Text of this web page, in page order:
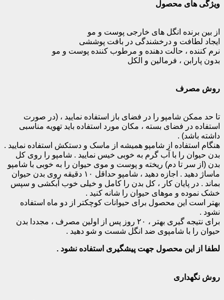
ویژگی های محصول
از بین برنده انگل های خارجی پوست و مو
ایجاد لطافت و درخشندگی در بافت پوششی
نرم کننده ، حالت دهنده و مرطوب کننده پوست و مو
بدون پارابن ، فرمالین و الکل
روش مصرف
تا حد ممکن شامپو را در فضای باز استفاده نمایید ، (در صورت
استفاده در فضای بسته ، مکان مورد استفاده باید تهویه مناسبی
داشته باشد) .
هنگام استفاده از شامپو همیشه از ماسک و دستکش استفاده نمایید .
بدن حیوان را با آب گرم به خوبی خیس نمایید . شامپو را روی کل
بدن (از سر تا دم) ریخته و پوست و موی حیوان را به خوبی با شامپو
ماساژ دهید . اجازه دهید ، شامپو حداقل ۱۰ دقیقه روی بدن حیوان
بماند . در پایان کار ، کل بدن را کامل و خیلی خوب آبکشی و سپس
خشک نموده و موهای حیوان را شانه کنید .
بهتر است این محصول برای حیوانات کوچکتر از دو ماه استفاده
نشود .
برای نتیجه گیری بهتر ، ۲۰ روز پس از اولین مصرف ، مجددا بدن
حیوان را با شامپوی ضد انگل شست و شو دهید .
لطفا از این محصول جهت پیشگیری استفاده نشود .
روش نگهداری